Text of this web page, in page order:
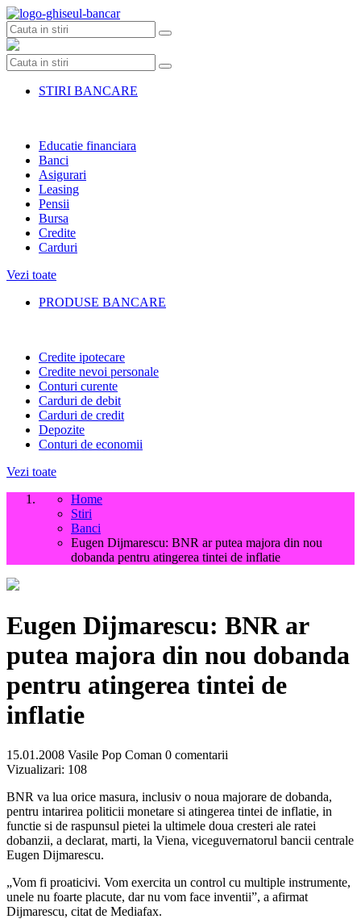
Skip
to
content
STIRI BANCARE
Educatie financiara
Banci
Asigurari
Leasing
Pensii
Bursa
Credite
Carduri
Vezi toate
PRODUSE BANCARE
Credite ipotecare
Credite nevoi personale
Conturi curente
Carduri de debit
Carduri de credit
Depozite
Conturi de economii
Vezi toate
Home
Stiri
Banci
Eugen Dijmarescu: BNR ar putea majora din nou
dobanda pentru atingerea tintei de inflatie
Eugen Dijmarescu: BNR ar
putea majora din nou dobanda
pentru atingerea tintei de
inflatie
15.01.2008 Vasile Pop Coman 0 comentarii
Vizualizari: 108
BNR va lua orice masura, inclusiv o noua majorare de dobanda,
pentru intarirea politicii monetare si atingerea tintei de inflatie, in
functie si de raspunsul pietei la ultimele doua cresteri ale ratei
dobanzii, a declarat, marti, la Viena, viceguvernatorul bancii centrale
Eugen Dijmarescu.
„Vom fi proaticivi. Vom exercita un control cu multiple instrumente,
unele nu foarte placute, dar nu vom face inventii”, a afirmat
Dijmarescu, citat de Mediafax.